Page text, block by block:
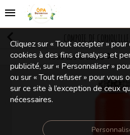
COMPOTE DE
Tous les articles
Cliquez sur « Tout accepter »
cookies à des fins d’analyse et
publicité, sur « Personnaliser »
ou sur « Tout refuser » pour vous
sur ce site à l’exception de ceux
nécessaires.